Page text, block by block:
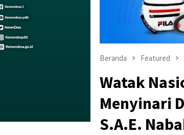
Beranda Featured
Watak
Menyinari
S.A.E.